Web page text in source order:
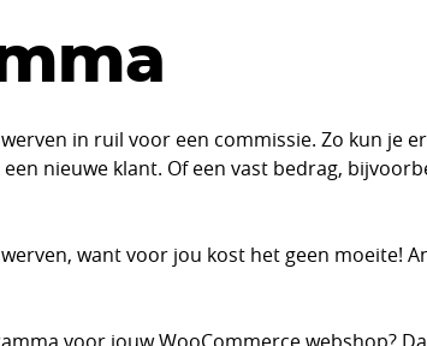
in ruil voor een commissie. Zo kun je
nieuwe klant. Of een vast bedrag,
want voor jou kost het geen moeite!